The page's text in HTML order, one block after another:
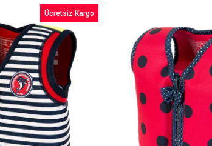
İndirim
%13İndirim
Ücretsiz Kargo